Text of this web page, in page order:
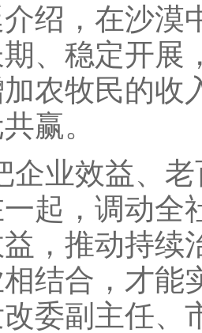
，在沙漠
、稳定开展
农牧民的收
赢。
业效益、老
起，调动全
，推动持续
结合，才能
委副主任、